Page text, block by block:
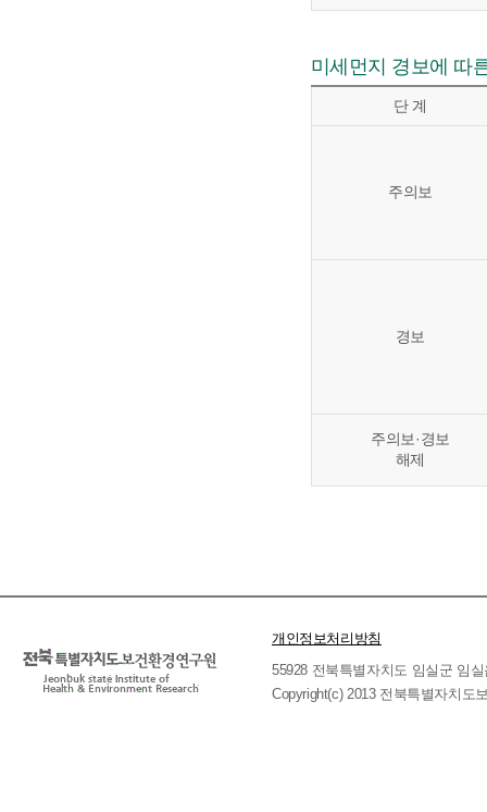
미세먼지 경보에 따
단 계
주의보
경보
주의보·경보
해제
개인정보처리방침
55928 전북특별자치도 임실군 임
Copyright(c) 2013 전북특별자치도